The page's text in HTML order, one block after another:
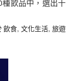
飲品中，選出十
飲食, 文化生活, 旅遊